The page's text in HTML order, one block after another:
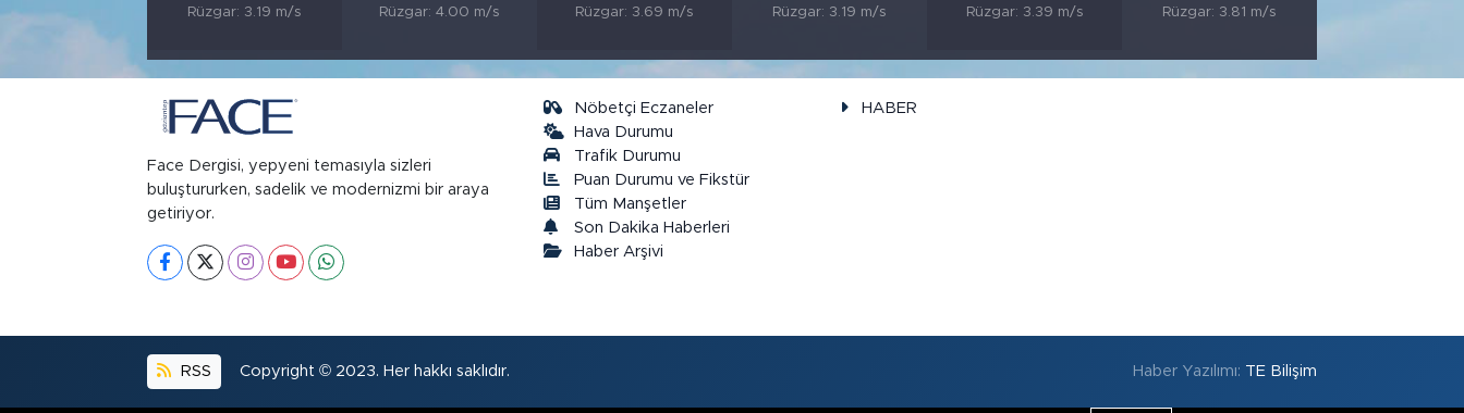
Rüzgar: 3.19 m/s
Rüzgar: 4.00 m/s
Rüzgar: 3.69 m/s
Rüzgar: 3.19 m/s
Rüzgar: 3.39 m/s
Rüzgar: 3.81 m/s
Face Dergisi, yepyeni temasıyla sizleri
buluştururken, sadelik ve modernizmi bir araya
getiriyor.
Nöbetçi Eczaneler
Hava Durumu
Trafik Durumu
Puan Durumu ve Fikstür
Tüm Manşetler
Son Dakika Haberleri
Haber Arşivi
HABER
RSS Copyright © 2023. Her hakkı saklıdır. Haber Yazılımı: TE Bilişim